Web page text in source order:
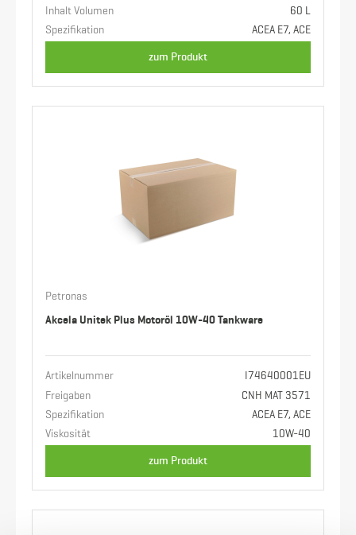
Inhalt Volumen
60 L
Spezifikation
ACEA E7, ACE
zum Produkt
Petronas
Akcela Unitek Plus Motoröl 10W-40 Tankware
Artikelnummer
I74640001EU
Freigaben
CNH MAT 3571
Spezifikation
ACEA E7, ACE
Viskosität
10W-40
zum Produkt